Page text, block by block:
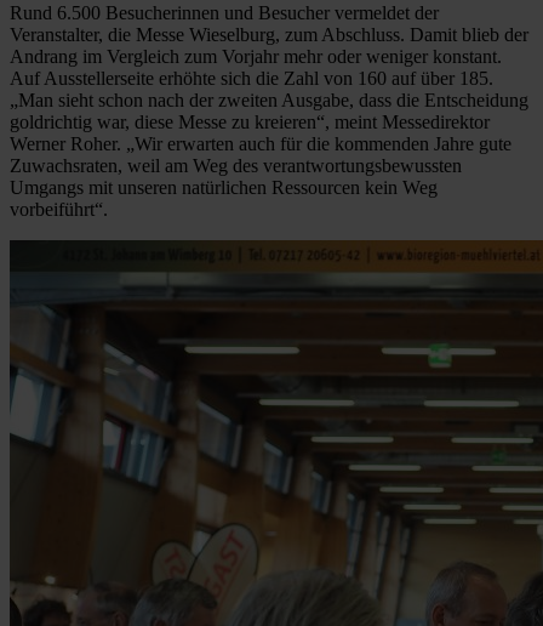
Rund 6.500 Besucherinnen und Besucher vermeldet der
Veranstalter, die Messe Wieselburg, zum Abschluss. Damit blieb der
Andrang im Vergleich zum Vorjahr mehr oder weniger konstant.
Auf Ausstellerseite erhöhte sich die Zahl von 160 auf über 185.
„Man sieht schon nach der zweiten Ausgabe, dass die Entscheidung
goldrichtig war, diese Messe zu kreieren“, meint Messedirektor
Werner Roher. „Wir erwarten auch für die kommenden Jahre gute
Zuwachsraten, weil am Weg des verantwortungsbewussten
Umgangs mit unseren natürlichen Ressourcen kein Weg
vorbeiführt“.